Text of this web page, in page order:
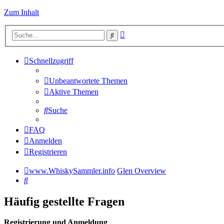
Zum Inhalt
Suche
Schnellzugriff
Unbeantwortete Themen
Aktive Themen
Suche
FAQ
Anmelden
Registrieren
www.WhiskySammler.info Glen Overview
Suche
Häufig gestellte Fragen